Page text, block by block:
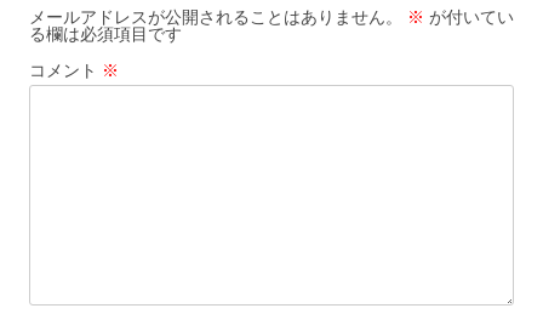
シ
ョ
ン
メールアドレスが公開されることはありません。 ※ が付いてい
る欄は必須項目です
コメント ※